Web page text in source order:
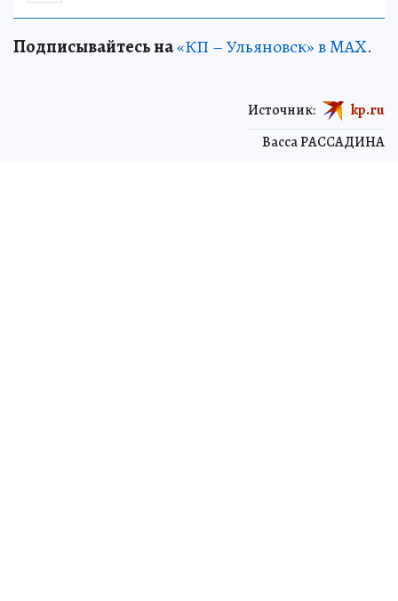
Подписывайтесь на«КП – Ульяновск» в MAX.
Васса РАССАДИНА
Источник: kp.ru